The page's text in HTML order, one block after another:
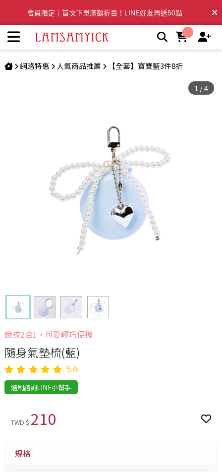
會員限定｜首次下單滿額折百！LINE好友再送50點
全台滿千免運🛒訂單付款後3~5日內出貨
網路特惠 人氣商品推薦 【全套】寶寶藍3件8折
1 /4
鏡梳2合1，可愛輕巧便攜
隨身氣墊梳(藍)
5.0
選刷諮詢LINE小幫手
TWD $ 210
規格